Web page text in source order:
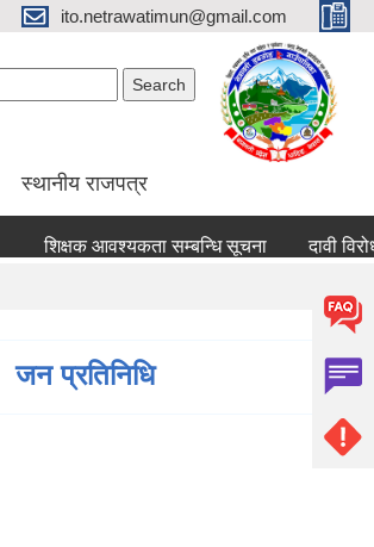
ito.netrawatimun@gmail.com
स्थानीय राजपत्र
शिक्षक आवश्यकता सम्बन्धि सूचना दावी विरोध पेश
जन प्रतिनिधि